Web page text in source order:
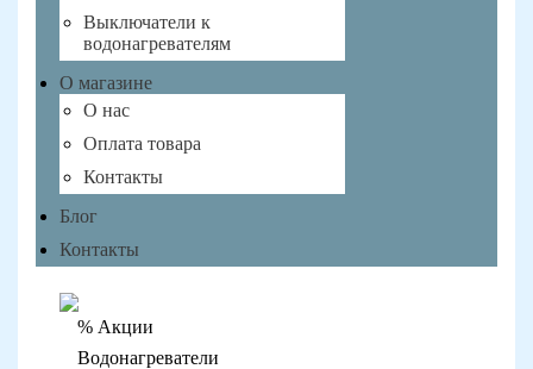
Выключатели к
водонагревателям
О магазине
О нас
Оплата товара
Контакты
Блог
Контакты
% Акции
Водонагреватели